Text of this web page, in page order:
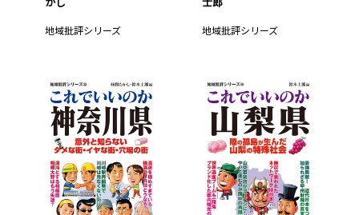
地域批評シリーズ 地域批評シリーズ